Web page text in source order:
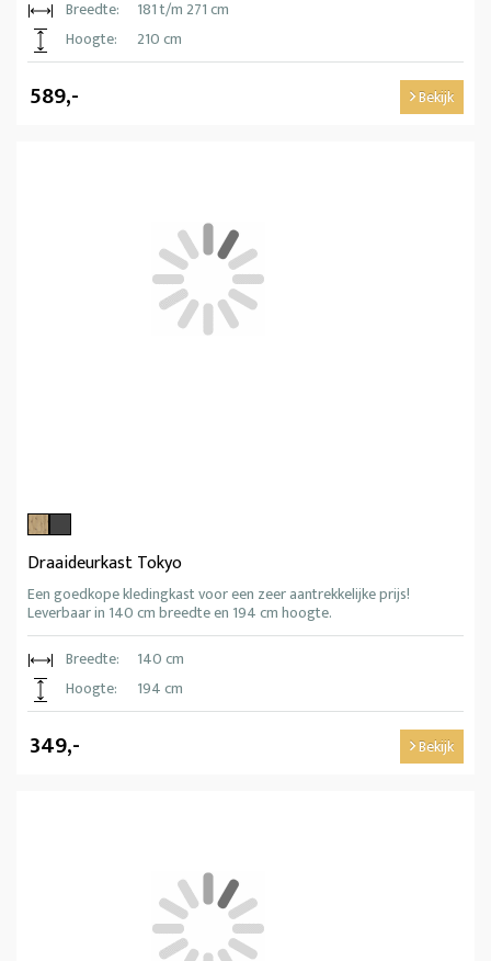
Breedte:
181 t/m 271 cm
Hoogte:
210 cm
589,- Bekijk
Draaideurkast Tokyo
Een goedkope kledingkast voor een zeer aantrekkelijke prijs!
Leverbaar in 140 cm breedte en 194 cm hoogte.
Breedte:
140 cm
Hoogte:
194 cm
349,- Bekijk